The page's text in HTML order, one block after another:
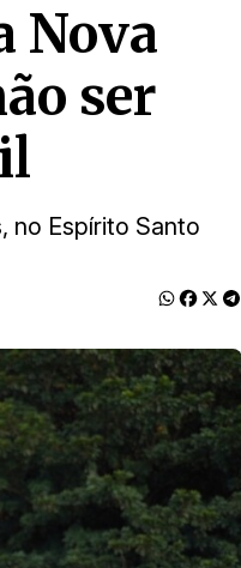
Nova
ser
no Espírito Santo